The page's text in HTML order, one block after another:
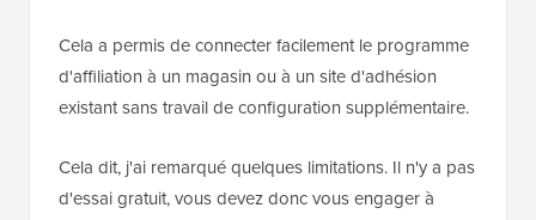
Cela a permis de connecter facilement le programme
d'affiliation à un magasin ou à un site d'adhésion
existant sans travail de configuration supplémentaire.
Cela dit, j'ai remarqué quelques limitations. Il n'y a pas
d'essai gratuit, vous devez donc vous engager à